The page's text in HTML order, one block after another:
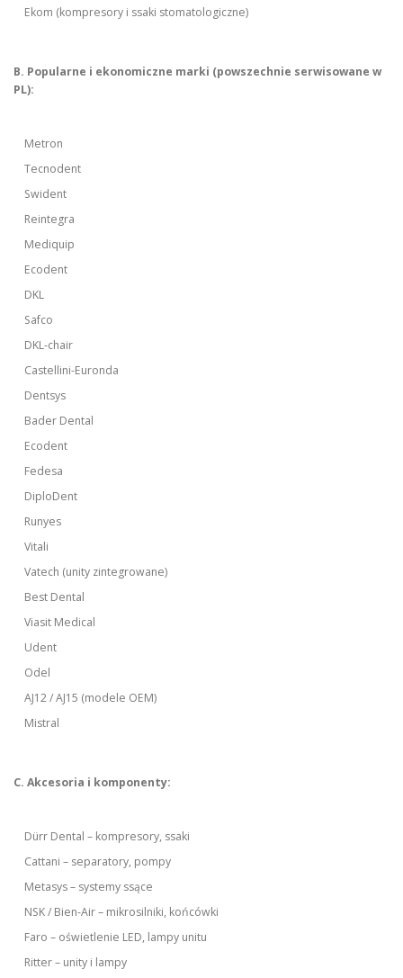
Ekom (kompresory i ssaki stomatologiczne)
B. Popularne i ekonomiczne marki (powszechnie serwisowane w
PL):
Metron
Tecnodent
Swident
Reintegra
Mediquip
Ecodent
DKL
Safco
DKL-chair
Castellini-Euronda
Dentsys
Bader Dental
Ecodent
Fedesa
DiploDent
Runyes
Vitali
Vatech (unity zintegrowane)
Best Dental
Viasit Medical
Udent
Odel
AJ12 / AJ15 (modele OEM)
Mistral
C. Akcesoria i komponenty:
Dürr Dental – kompresory, ssaki
Cattani – separatory, pompy
Metasys – systemy ssące
NSK / Bien-Air – mikrosilniki, końcówki
Faro – oświetlenie LED, lampy unitu
Ritter – unity i lampy